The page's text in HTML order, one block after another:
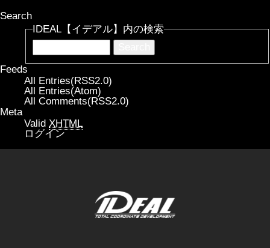
Search
IDEAL【イデアル】内の検索
Feeds
All Entries(RSS2.0)
All Entries(Atom)
All Comments(RSS2.0)
Meta
Valid XHTML
ログイン